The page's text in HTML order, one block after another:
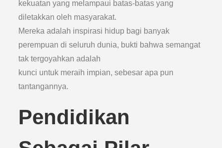
kekuatan yang melampaui batas-batas yang
diletakkan oleh masyarakat.
Mereka adalah inspirasi hidup bagi banyak
perempuan di seluruh dunia, bukti bahwa semangat
tak tergoyahkan adalah
kunci untuk meraih impian, sebesar apa pun
tantangannya.
Pendidikan